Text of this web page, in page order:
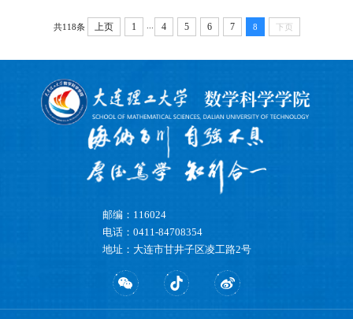
共118条 上页 1 ... 4 5 6 7 8 下页
邮编：116024
电话：0411-84708354
地址：大连市甘井子区凌工路2号